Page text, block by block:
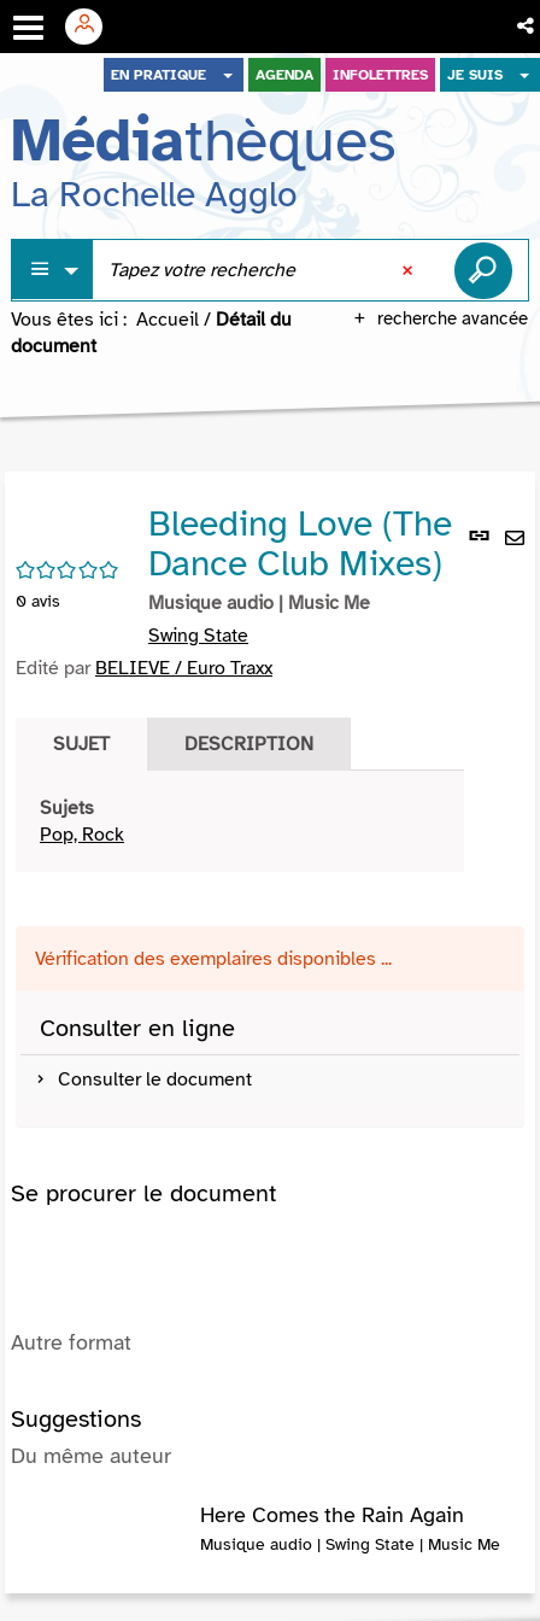
menu
contenu
recherche
EN PRATIQUE AGENDA INFOLETTRES JE SUIS
Médiathèques
La Rochelle Agglo
recherche avancée
Vous êtes ici : Accueil / Détail du
document
Lien
/5
0 avis
Bleeding Love (The
Dance Club Mixes)
Musique audio | Music Me
Swing State
Edité par BELIEVE / Euro Traxx
SUJET DESCRIPTION
Sujets
Pop, Rock
Vérification des exemplaires disponibles ...
Consulter en ligne
Consulter le document
Se procurer le document
Autre format
Suggestions
Du même auteur
Here Comes the Rain Again
Musique audio | Swing State | Music Me